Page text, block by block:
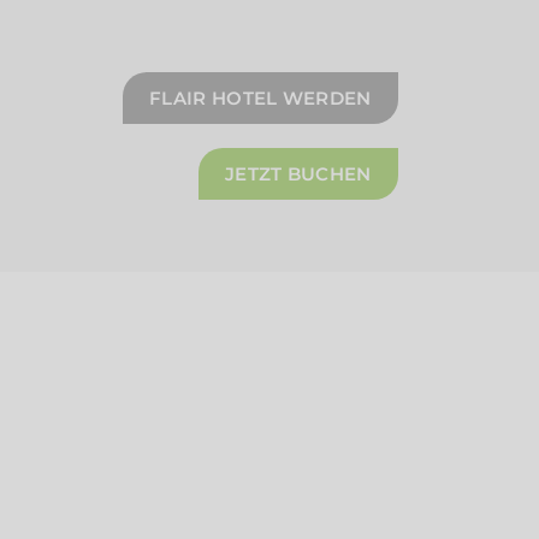
FLAIR HOTEL WERDEN
JETZT BUCHEN